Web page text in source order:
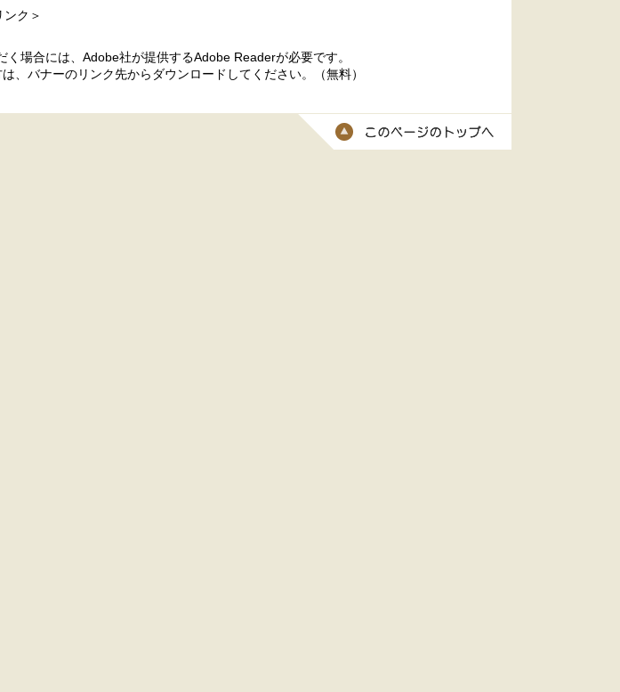
ンク＞
く場合には、Adobe社が提供するAdobe Readerが必要です。
、バナーのリンク先からダウンロードしてください。（無料）